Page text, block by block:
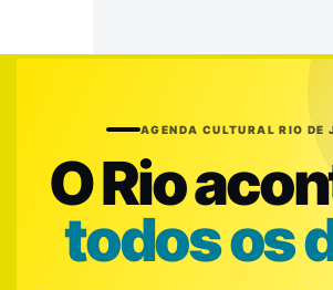
AGENDA CULTURAL RIO DE
O Rio
todos os